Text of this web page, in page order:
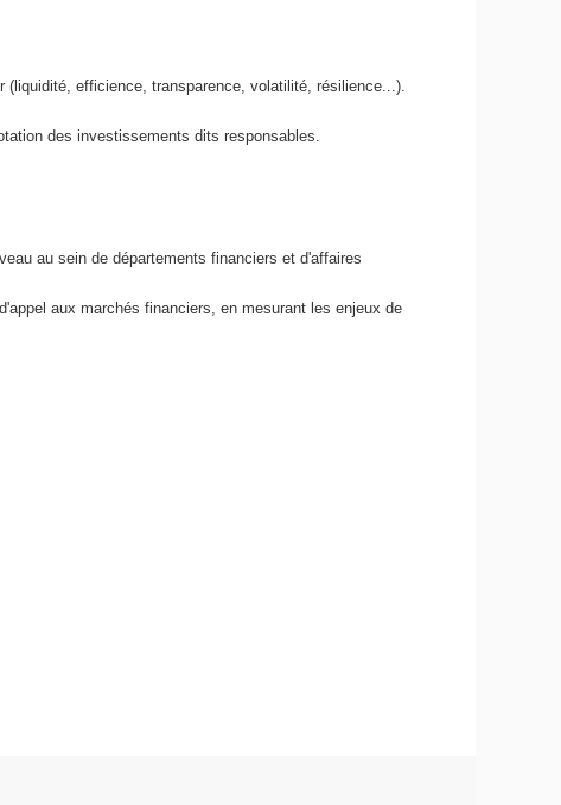
efficience, transparence, volatilité, résilience...).
des investissements dits responsables.
au sein de départements financiers et d'affaires
aux marchés financiers, en mesurant les enjeux de